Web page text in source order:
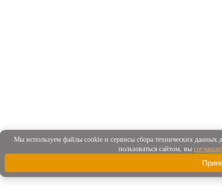
Мы используем файлы cookie и сервисы сбора технических данных
пользоваться сайтом, вы